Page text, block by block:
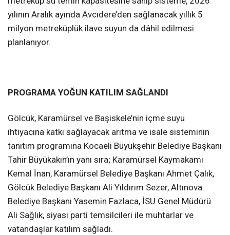
yılının Aralık ayında Avcıdere’den sağlanacak yıllık 5
milyon metreküplük ilave suyun da dâhil edilmesi
planlanıyor.
PROGRAMA YOĞUN KATILIM SAĞLANDI
Gölcük, Karamürsel ve Başiskele’nin içme suyu
ihtiyacına katkı sağlayacak arıtma ve isale sisteminin
tanıtım programına Kocaeli Büyükşehir Belediye Başkanı
Tahir Büyükakın’ın yanı sıra; Karamürsel Kaymakamı
Kemal İnan, Karamürsel Belediye Başkanı Ahmet Çalık,
Gölcük Belediye Başkanı Ali Yıldırım Sezer, Altınova
Belediye Başkanı Yasemin Fazlaca, İSU Genel Müdürü
Ali Sağlık, siyasi parti temsilcileri ile muhtarlar ve
vatandaşlar katılım sağladı.